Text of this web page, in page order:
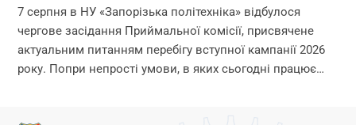
7 серпня в НУ «Запорізька політехніка» відбулося
чергове засідання Приймальної комісії, присвячене
актуальним питанням перебігу вступної кампанії 2026
року. Попри непрості умови, в яких сьогодні працює